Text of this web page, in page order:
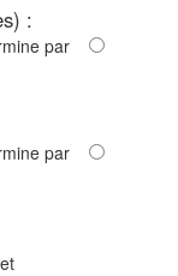
:
par
par
et